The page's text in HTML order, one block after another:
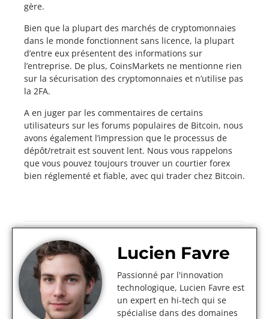
gère.
Bien que la plupart des marchés de cryptomonnaies
dans le monde fonctionnent sans licence, la plupart
d’entre eux présentent des informations sur
l’entreprise. De plus, CoinsMarkets ne mentionne rien
sur la sécurisation des cryptomonnaies et n’utilise pas
la 2FA.
A en juger par les commentaires de certains
utilisateurs sur les forums populaires de Bitcoin, nous
avons également l’impression que le processus de
dépôt/retrait est souvent lent. Nous vous rappelons
que vous pouvez toujours trouver un courtier forex
bien réglementé et fiable, avec qui trader chez Bitcoin.
Lucien Favre
Passionné par l'innovation
technologique, Lucien Favre est
un expert en hi-tech qui se
spécialise dans des domaines